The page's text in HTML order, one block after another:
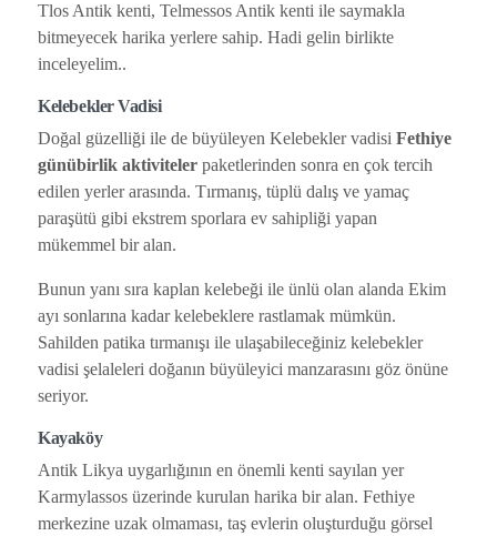
Tlos Antik kenti, Telmessos Antik kenti ile saymakla
bitmeyecek harika yerlere sahip. Hadi gelin birlikte
inceleyelim..
Kelebekler Vadisi
Doğal güzelliği ile de büyüleyen Kelebekler vadisiFethiye
günübirlik aktiviteler paketlerinden sonra en çok tercih
edilen yerler arasında. Tırmanış, tüplü dalış ve yamaç
paraşütü gibi ekstrem sporlara ev sahipliği yapan
mükemmel bir alan.
Bunun yanı sıra kaplan kelebeği ile ünlü olan alanda Ekim
ayı sonlarına kadar kelebeklere rastlamak mümkün.
Sahilden patika tırmanışı ile ulaşabileceğiniz kelebekler
vadisi şelaleleri doğanın büyüleyici manzarasını göz önüne
seriyor.
Kayaköy
Antik Likya uygarlığının en önemli kenti sayılan yer
Karmylassos üzerinde kurulan harika bir alan. Fethiye
merkezine uzak olmaması, taş evlerin oluşturduğu görsel